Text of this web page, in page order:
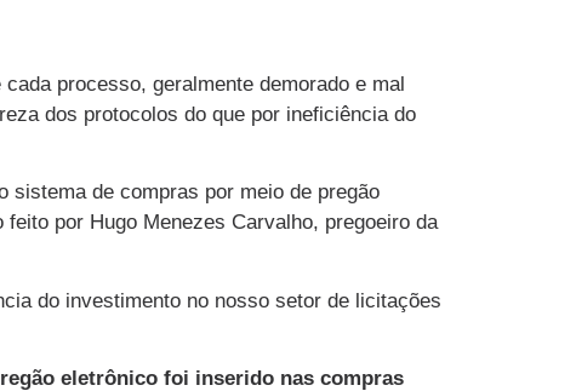
processo, geralmente demorado e mal
dos protocolos do que por ineficiência do
sistema de compras por meio de pregão
por Hugo Menezes Carvalho, pregoeiro da
do investimento no nosso setor de licitações
eletrônico foi inserido nas compras